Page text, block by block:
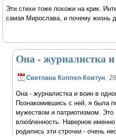
Эти стихи тоже похожи на крик.
самая Мирослава, и почему жизнь
Она - журналистка
Светлана Коппел-Ковтун ,
Она - журналистка и воин в
Познакомившись с ней, я была
мужеством и патриотизмом. Это
влюбленность. Наверное
родились эти строчки - очень